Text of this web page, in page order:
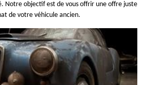
Notre objectif est de vous offrir une offre juste
de votre véhicule ancien.